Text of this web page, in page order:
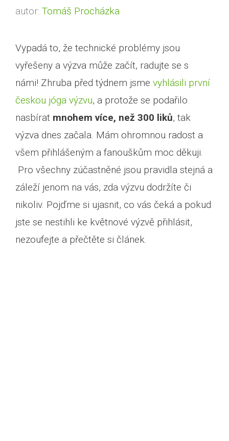
autor: Tomáš Procházka
Vypadá to, že technické problémy jsou
vyřešeny a výzva může začít, radujte se s
námi! Zhruba před týdnem jsme vyhlásili první
českou jóga výzvu, a protože se podařilo
nasbírat mnohem více, než 300 liků, tak
výzva dnes začala. Mám ohromnou radost a
všem přihlášeným a fanouškům moc děkuji.
Pro všechny zúčastněné jsou pravidla stejná a
záleží jenom na vás, zda výzvu dodržíte či
nikoliv. Pojďme si ujasnit, co vás čeká a pokud
jste se nestihli ke květnové výzvě přihlásit,
nezoufejte a přečtěte si článek.